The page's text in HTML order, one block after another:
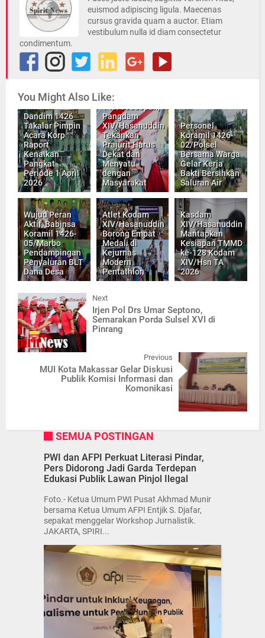
euismod adipiscing ligula. Maecenas
cursus gravida quam a auctor. Etiam
vestibulum nulla id diam consectetur
condimentum.
You Might Also Like:
Dandim 1426
Takalar Pimpin
Acara Korp
Raport
Kenaikan
Pangkat
Periode 1 April
2026
Kunjungi Korem
141/Toddopuli,
Pangdam
XIV/Hasanuddin
Tekankan
Prajurit Harus
Dekat dan
Menyatu
dengan
Masyarakat
Personel
Koramil 1426-
02/Polsel
Bersama Warga
Gelar Kerja
Bakti Bersihkan
Saluran Air
Wujud Peran
Aktif, Babinsa
Koramil 1426-
05/Marbo
Pendampingan
Penyaluran BLT
Dana Desa
Atlet Kodam
XIV/Hasanuddin
Borong Empat
Medali di
Kejurnas
Modern
Pentathlon
Kasdam
XIV/Hasanuddin
Mantapkan
Kesiapan TMMD
ke-128 Kodam
XIV/Hsn TA
2026
Next
Irjen Pol Drs Umar Septono,
Semarakan Porda Sulsel XVI di
Pinrang
Previous
MUI Kota Makassar Gelar Diskusi
Publik Komisi Informasi dan
Komonikasi
SEMUA POSTINGAN
PWI dan AFPI Perkuat Literasi Pindar,
Pers Didorong Jadi Garda Terdepan
Edukasi Publik Lawan Pinjol Ilegal
Foto.- Ketua Umum PWI Pusat Akhmad Munir
bersama Ketua Umum AFPI Entjik S. Djafar,
sepakat menggelar Workshop Jurnalistik.
JAKARTA, SPIRI...